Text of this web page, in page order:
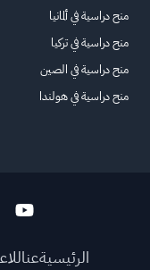
منح دراسية في ألمانيا
منح دراسية في تركيا
منح دراسية في الصين
منح دراسية في هولندا
الرئيسيةعنا